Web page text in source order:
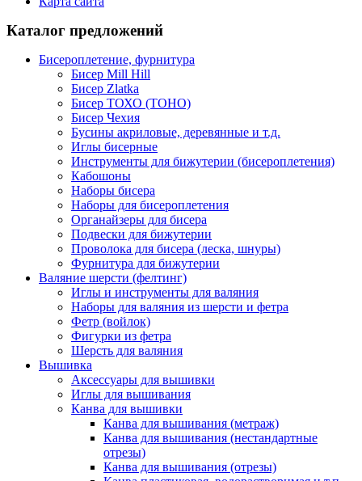
Каталог предложений
Бисероплетение, фурнитура
Бисер Mill Hill
Бисер Zlatka
Бисер ТОХО (TOHO)
Бисер Чехия
Бусины акриловые, деревянные и т.д.
Иглы бисерные
Инструменты для бижутерии (бисероплетения)
Кабошоны
Наборы бисера
Наборы для бисероплетения
Органайзеры для бисера
Подвески для бижутерии
Проволока для бисера (леска, шнуры)
Фурнитура для бижутерии
Валяние шерсти (фелтинг)
Иглы и инструменты для валяния
Наборы для валяния из шерсти и фетра
Фетр (войлок)
Фигурки из фетра
Шерсть для валяния
Вышивка
Аксессуары для вышивки
Иглы для вышивания
Канва для вышивки
Канва для вышивания (метраж)
Канва для вышивания (нестандартные
отрезы)
Канва для вышивания (отрезы)